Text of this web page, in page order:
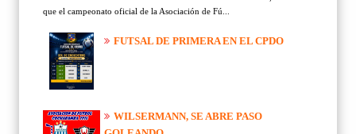
que el campeonato oficial de la Asociación de Fú...
FUTSAL DE PRIMERA EN EL CPDO
WILSERMANN, SE ABRE PASO